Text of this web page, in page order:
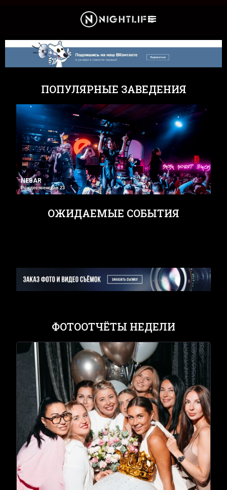
ПОПУЛЯРНЫЕ ЗАВЕДЕНИЯ
NEBAR
Рождественская 23
ОЖИДАЕМЫЕ СОБЫТИЯ
ФОТООТЧЁТЫ НЕДЕЛИ